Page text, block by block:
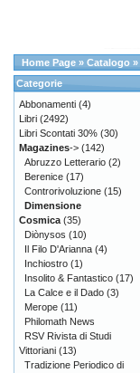
Home Page » Catalogo »
Categorie
Abbonamenti (4)
Libri (2492)
Libri Scontati 30% (30)
Magazines-> (142)
Abruzzo Letterario (2)
Berenice (17)
Controrivoluzione (15)
Dimensione
Cosmica (35)
Diònysos (10)
Il Filo D'Arianna (4)
Inchiostro (1)
Insolito & Fantastico (17)
La Calce e il Dado (3)
Merope (11)
Philomath News
RSV Rivista di Studi
Vittoriani (13)
Tradizione Periodico di